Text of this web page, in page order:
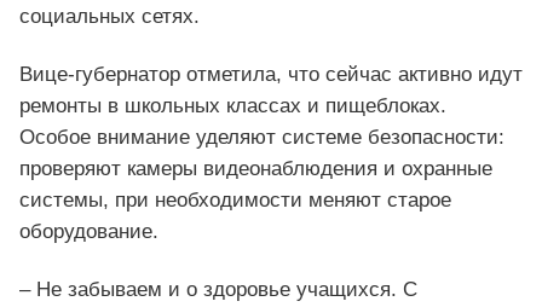
социальных сетях.
Вице-губернатор отметила, что сейчас активно идут
ремонты в школьных классах и пищеблоках.
Особое внимание уделяют системе безопасности:
проверяют камеры видеонаблюдения и охранные
системы, при необходимости меняют старое
оборудование.
– Не забываем и о здоровье учащихся. С